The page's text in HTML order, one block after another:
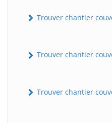
Trouver chantier
Trouver chantier
Trouver chantier